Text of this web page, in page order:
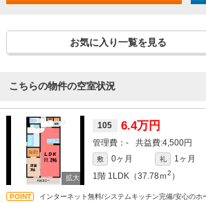
お気に入り一覧を見る
こちらの物件の空室状況
105 6.4万円
- 4,500円
敷 0ヶ月 礼
1ヶ月
1階 1LDK（37.78ｍ2 ）
インターネット無料/システムキッチン完備/安心のホ